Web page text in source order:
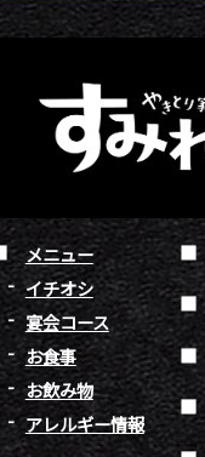
メニュー
イチオシ
宴会コース
お食事
お飲み物
アレルギー情報